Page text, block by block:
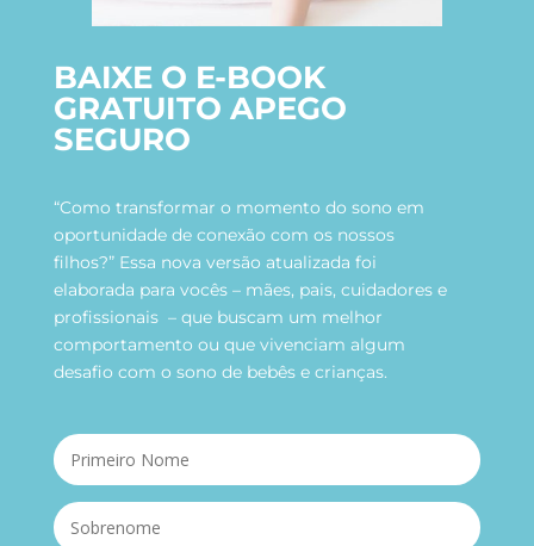
BAIXE O E-BOOK
GRATUITO APEGO
SEGURO
“Como transformar o momento do sono em
oportunidade de conexão com os nossos
filhos?” Essa nova versão atualizada foi
elaborada para vocês – mães, pais, cuidadores e
profissionais – que buscam um melhor
comportamento ou que vivenciam algum
desafio com o sono de bebês e crianças.